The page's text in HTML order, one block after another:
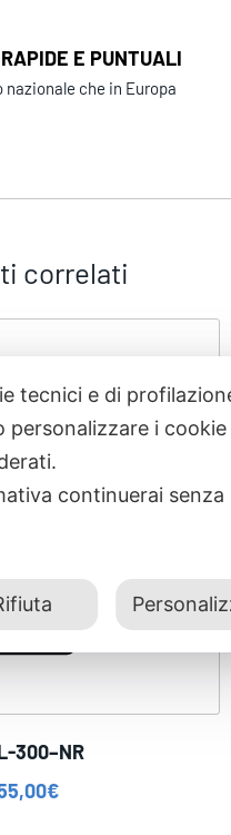
E PUNTUALI
che in Europa
correlati
300–NR
€
tecnici e di
personalizzare i cookie
continuerai senza